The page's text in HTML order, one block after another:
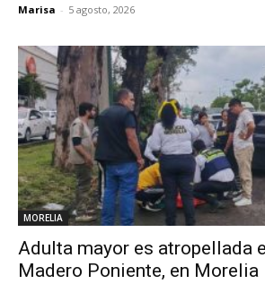
Marisa - 5 agosto, 2026
MORELIA
Adulta mayor es atropellada
Madero Poniente, en Morelia